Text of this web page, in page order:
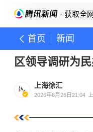
· 获取全
首页 新闻
区领导调研为
上海徐汇
2026年6月26日21:04